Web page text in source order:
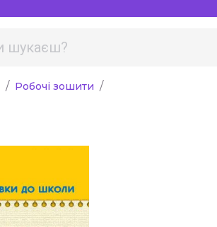
Робочі зошити
Екологія
Хімія
Англійська мова
Музика